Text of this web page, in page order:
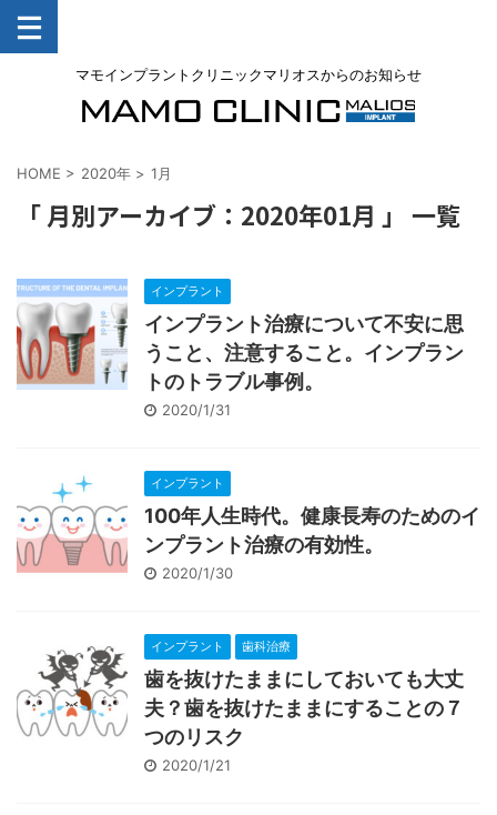
マモインプラントクリニックマリオスからのお知らせ
HOME > 2020年 > 1月
「 月別アーカイブ：2020年01月 」 一覧
インプラント
インプラント治療について不安に思
うこと、注意すること。インプラン
トのトラブル事例。
2020/1/31
インプラント
100年人生時代。健康長寿のためのイ
ンプラント治療の有効性。
2020/1/30
インプラント 歯科治療
歯を抜けたままにしておいても大丈
夫？歯を抜けたままにすることの７
つのリスク
2020/1/21